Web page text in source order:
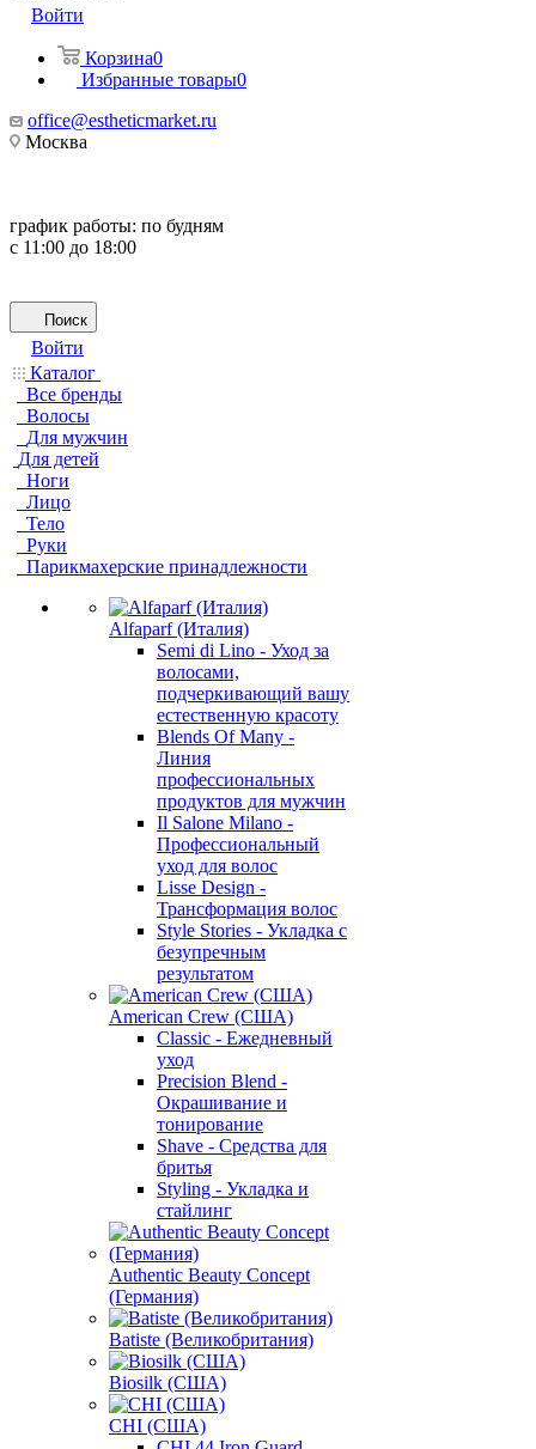
Войти
Корзина0
Избранные товары0
office@estheticmarket.ru
Москва
график работы: по будням
с 11:00 до 18:00
Поиск
Войти
Каталог
Все бренды
Волосы
Для мужчин
Для детей
Ноги
Лицо
Тело
Руки
Парикмахерские принадлежности
Alfaparf (Италия)
Semi di Lino - Уход за
волосами,
подчеркивающий вашу
естественную красоту
Blends Of Many -
Линия
профессиональных
продуктов для мужчин
Il Salone Milano -
Профессиональный
уход для волос
Lisse Design -
Трансформация волос
Style Stories - Укладка с
безупречным
результатом
American Crew (США)
Classic - Ежедневный
уход
Precision Blend -
Окрашивание и
тонирование
Shave - Средства для
бритья
Styling - Укладка и
стайлинг
Authentic Beauty Concept
(Германия)
Batiste (Великобритания)
Biosilk (США)
CHI (США)